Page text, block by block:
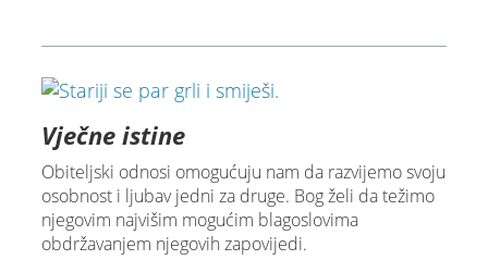
Vječne istine
Obiteljski odnosi omogućuju nam da razvijemo svoju
osobnost i ljubav jedni za druge. Bog želi da težimo
njegovim najvišim mogućim blagoslovima
obdržavanjem njegovih zapovijedi.